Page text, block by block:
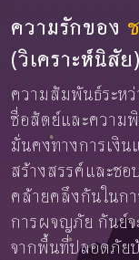
ความรักของ
(วิเคราะห์นิสัย)
ความสัมพันธ์ระห
ซื่อสัตย์และความ
มั่นคงทางการเงิ
สร้างสรรค์และช
คล้ายคลึงกันในก
การผจญภัย กันย์จ
จากพื้นที่ปลอดภัย